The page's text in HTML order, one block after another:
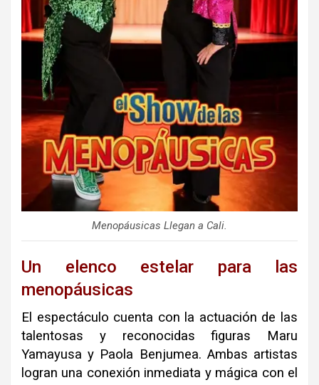
Menopáusicas Llegan a Cali.
Un elenco estelar para las
menopáusicas
El espectáculo cuenta con la actuación de las
talentosas y reconocidas figuras Maru
Yamayusa y Paola Benjumea. Ambas artistas
logran una conexión inmediata y mágica con el